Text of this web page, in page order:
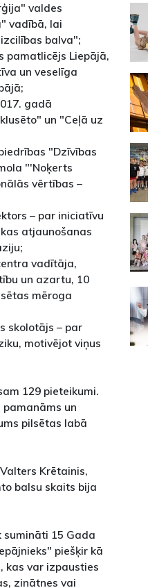
valdes
vadībā, lai
balva";
pamatlicējs Liepājā,
un veselīga
gadā
un "Ceļā uz
"Dzīvības
"'Noķerts
vērtības –
– par iniciatīvu
atjaunošanas
vadītāja,
un azartu, 10
mēroga
skolotājs – par
motivējot viņus
129 pieteikumi.
un
pilsētas labā
Krētainis,
balsu skaits bija
sumināti 15 Gada
piešķir kā
kas var izpausties
zinātnes vai